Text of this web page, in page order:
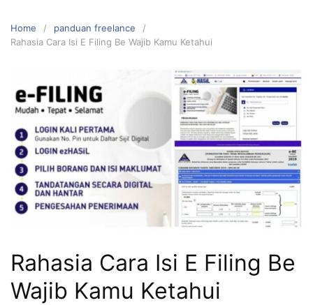
Home
panduan freelance
Rahasia Cara Isi E Filing Be Wajib Kamu Ketahui
Rahasia Cara Isi E Filing Be
Wajib Kamu Ketahui